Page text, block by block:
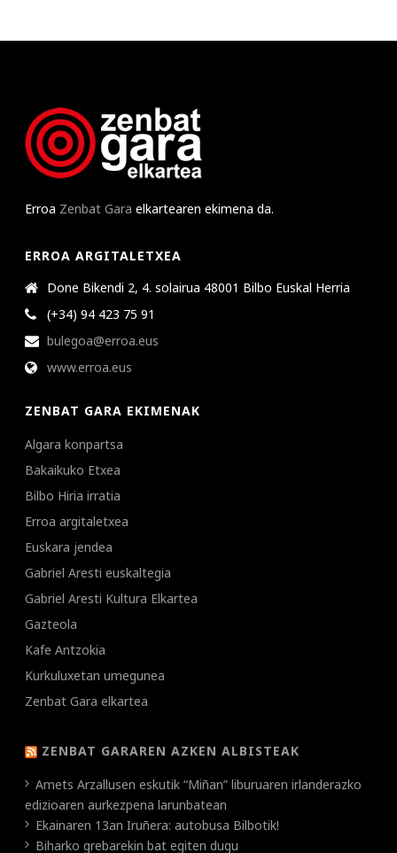
Erroa Zenbat Gara elkartearen ekimena da.
ERROA ARGITALETXEA
Done Bikendi 2, 4. solairua 48001 Bilbo Euskal Herria
(+34) 94 423 75 91
bulegoa@erroa.eus
www.erroa.eus
ZENBAT GARA EKIMENAK
Algara konpartsa
Bakaikuko Etxea
Bilbo Hiria irratia
Erroa argitaletxea
Euskara jendea
Gabriel Aresti euskaltegia
Gabriel Aresti Kultura Elkartea
Gazteola
Kafe Antzokia
Kurkuluxetan umegunea
Zenbat Gara elkartea
ZENBAT GARAREN AZKEN ALBISTEAK
Amets Arzallusen eskutik “Miñan” liburuaren irlanderazko
edizioaren aurkezpena larunbatean
Ekainaren 13an Iruñera: autobusa Bilbotik!
Biharko grebarekin bat egiten dugu